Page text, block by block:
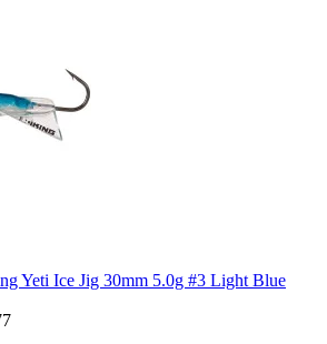
Yeti Ice Jig 30mm 5.0g #3 Light Blue